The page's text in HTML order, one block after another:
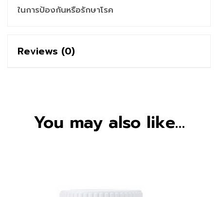
ในการป้องกันหรือรักษาโรค
Reviews (0)
You may also like…